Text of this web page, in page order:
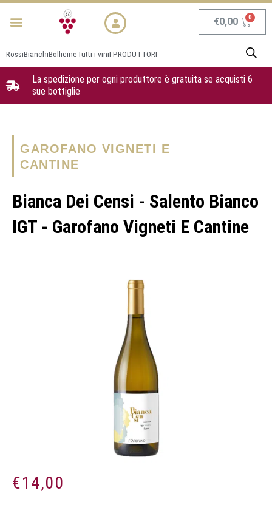
Vai
Menu €0,00
RossiBianchiBollicineTutti i viniI PRODUTTORI
La spedizione per ogni produttore è gratuita se acquisti 6
sue bottiglie
GAROFANO VIGNETI E
CANTINE
Bianca Dei Censi - Salento Bianco
IGT - Garofano Vigneti E Cantine
€14,00